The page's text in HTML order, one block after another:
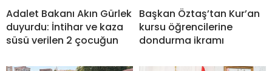
Adalet Bakanı Akın Gürlek
duyurdu: İntihar ve kaza
süsü verilen 2 çocuğun
Başkan Öztaş’tan Kur’an
kursu öğrencilerine
dondurma ikramı